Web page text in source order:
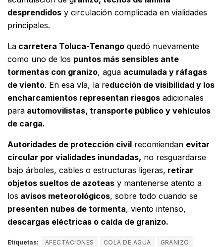
desprendidos y circulación complicada en vialidades
principales.
La carretera Toluca-Tenango quedó nuevamente
como uno de los puntos más sensibles ante
tormentas con granizo, agua acumulada y ráfagas
de viento. En esa vía, la reducción de visibilidad y los
encharcamientos representan riesgos adicionales
para automovilistas, transporte público y vehículos
de carga.
Autoridades de protección civil recomiendan evitar
circular por vialidades inundadas, no resguardarse
bajo árboles, cables o estructuras ligeras, retirar
objetos sueltos de azoteas y mantenerse atento a
los avisos meteorológicos, sobre todo cuando se
presenten nubes de tormenta, viento intenso,
descargas eléctricas o caída de granizo.
Etiquetas: AFECTACIONES COLA DE AGUA
GRANIZO